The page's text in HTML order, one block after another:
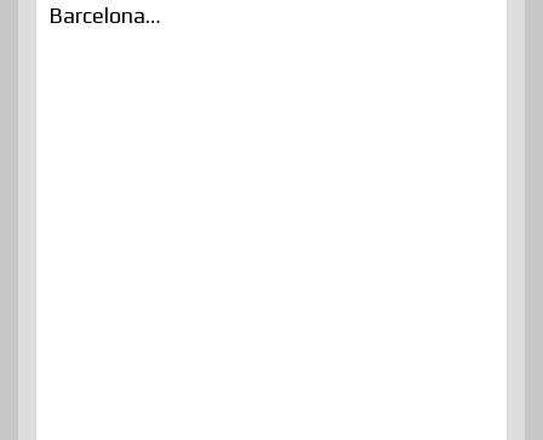
Barcelona…